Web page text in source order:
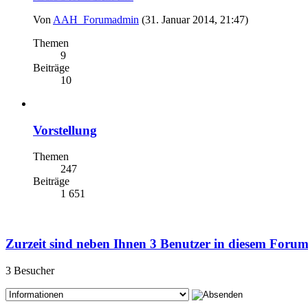
Von AAH_Forumadmin (31. Januar 2014, 21:47)
Themen
9
Beiträge
10
Vorstellung
Themen
247
Beiträge
1 651
Zurzeit sind neben Ihnen 3 Benutzer in diesem
3 Besucher